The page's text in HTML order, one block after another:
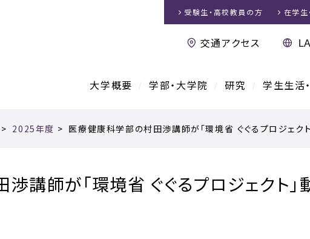
大学概要 学部・大学院 研究 学生生活
受験生・高校教員 の方 在学生
交通アクセス
> 2025年度 > 医療健康科学部の村田渉講師が「環境省 ぐぐるプロジェク
講師が「環境省 ぐぐるプロジェクト